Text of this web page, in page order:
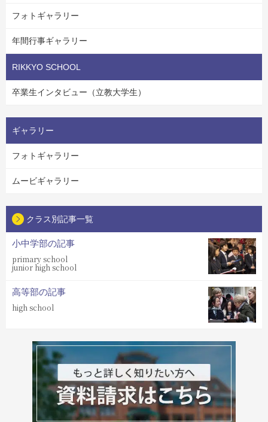
フォトギャラリー
年間行事ギャラリー
RIKKYO SCHOOL
卒業生インタビュー（立教大学生）
ギャラリー
フォトギャラリー
ムービギャラリー
クラス別記事一覧
小中学部の記事
primary school
junior high school
高等部の記事
high school